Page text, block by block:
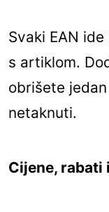
Svaki EAN
s artiklom.
obrišete
netaknuti.
Cijene, rabati